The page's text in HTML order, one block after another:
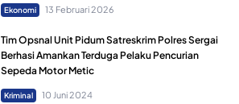
Ekonomi 13 Februari 2026
Tim Opsnal Unit Pidum Satreskrim Polres Sergai
Berhasi Amankan Terduga Pelaku Pencurian
Sepeda Motor Metic
Kriminal 10 Juni 2024